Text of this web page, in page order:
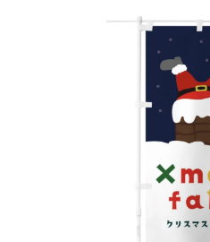
個数
カート
で解像度200dp以上必
いの規格サイズにつき
プレートの用意があり
イページの「購入履歴
てご利用くださいませ
お客様自身でオリジナ
場合につきましてはご
に対して四辺（すべて
したサイズで製作くだ
どについては仕上がり
分だけののぼり旗をつ
イン改造や既製デザイ
名前入れや会社のロゴ
相談もお請けしておりま
当社の既製のぼり旗に
テキストや企業情報・
もしかしたら左側と上
側と上についていた方
風向きを考えながらチ
デザインをするとどの
と良いかひらめくかも
の方向性につきまして
ますので、見られる方
など）のでサイズの指
位は不可となります。
ズレ5ｍｍ程度は起き
など）のでサイズの指
位は不可となります。
ズレ5ｍｍ程度は起き
棒袋縫い加工
生地のふちを大きく棒
を通す筒をつくります
むため、耐久性があが
カーブ形状の特殊なの
工方法となります。
棒袋縫い加工
生地のふちを大きく棒
を通す筒をつくります
むため、耐久性があが
カーブ形状の特殊なの
工方法となります。
い糸を走らせて補強し
のぼり旗の１辺～４辺
すのでその部分のホツ
を防止する効果がありま
棒袋縫いの場合、補強
側
［
ポンジ（
一般的なのぼり旗の生
厚みが約0.14ｍｍのと
のぼり旗製作で一番良
す。生地の厚みが薄く
しやすい生地です。